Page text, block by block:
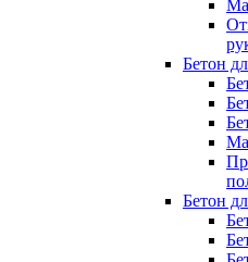
Бетон
Бетон